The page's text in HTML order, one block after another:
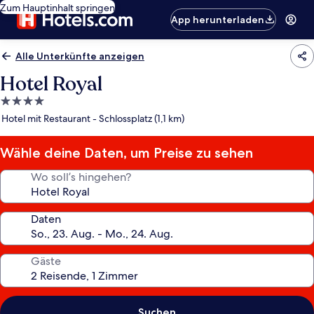
Zum Hauptinhalt springen
App herunterladen
Alle Unterkünfte anzeigen
Hotel Royal
4.0-
Sterne-
Hotel mit Restaurant - Schlossplatz (1,1 km)
Wähle deine Daten, um Preise zu sehen
Wo soll’s hingehen?
Daten
Gäste